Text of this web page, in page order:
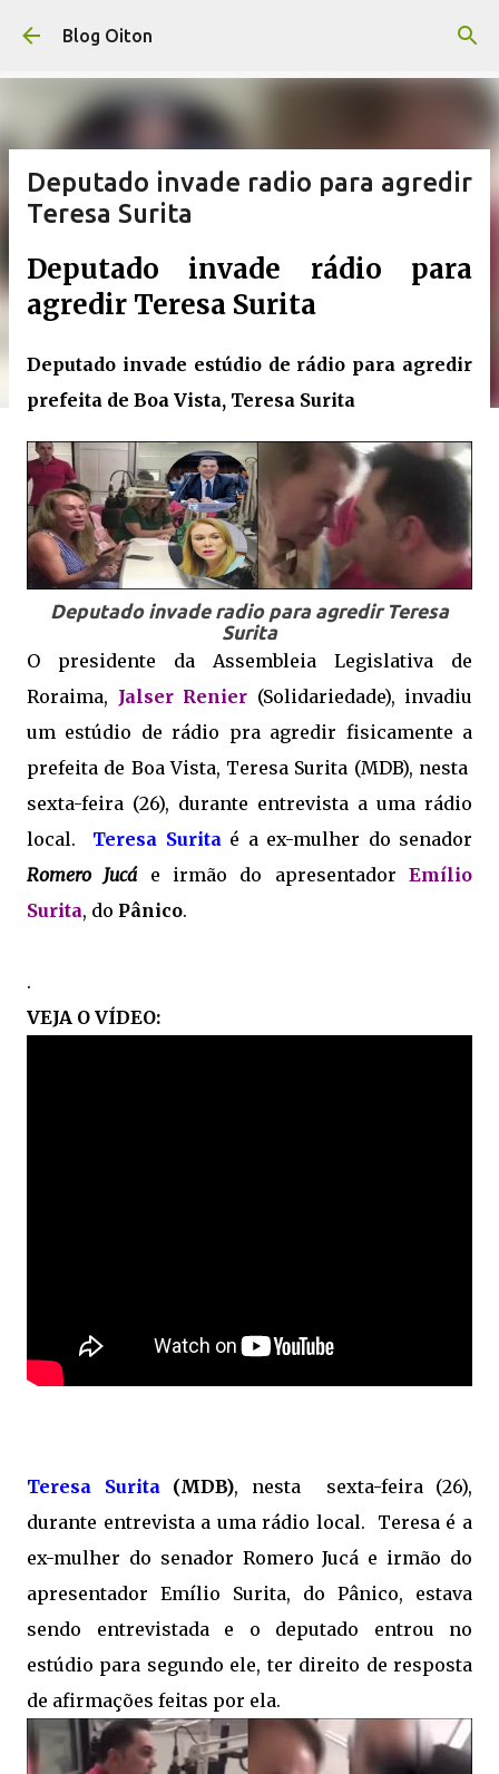
Pular para o conteúdo principal
Blog Oiton
Deputado invade radio para agredir
Teresa Surita
Deputado invade rádio para
agredir Teresa Surita
Deputado invade estúdio de rádio para agredir
prefeita de Boa Vista, Teresa Surita
Deputado invade radio para agredir Teresa
Surita
O presidente da Assembleia Legislativa de
Roraima, Jalser Renier (Solidariedade), invadiu
um estúdio de rádio pra agredir fisicamente a
prefeita de Boa Vista, Teresa Surita (MDB), nesta
sexta-feira (26), durante entrevista a uma rádio
local. Teresa Surita é a ex-mulher do senador
Romero Jucáe irmão do apresentadorEmílio
Surita, do Pânico.
.
VEJA O VÍDEO:
Teresa Surita(MDB), nesta sexta-feira (26),
durante entrevista a uma rádio local. Teresa é a
ex-mulher do senador Romero Jucá e irmão do
apresentador Emílio Surita, do Pânico, estava
sendo entrevistada e o deputado entrou no
estúdio para segundo ele, ter direito de resposta
de afirmações feitas por ela.